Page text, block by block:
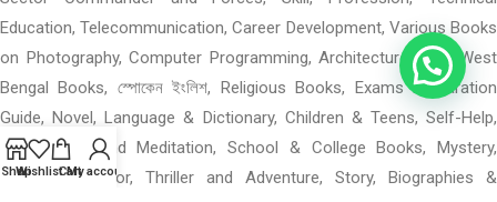
Education, Telecommunication, Career Development, Various Books
on Photography, Computer Programming, Architecture, GRE, West
Bengal Books, স্পোকেন ইংলিশ, Religious Books, Exams Preparation
Guide, Novel, Language & Dictionary, Children & Teens, Self-Help,
Motivational and Meditation, School & College Books, Mystery,
Detective, Horror, Thriller and Adventure, Story, Biographies &
ShopWishlistCart
My account